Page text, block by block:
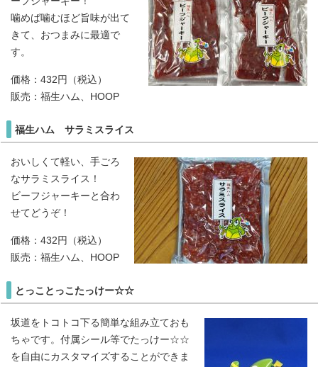
噛めば噛むほど旨味が出て
きて、おつまみに最適で
す。
価格：432円（税込）
販売：福生ハム、HOOP
福生ハム サラミスライス
おいしくて軽い、手ごろ
なサラミスライス！
ビーフジャーキーと合わ
せてどうぞ！
価格：432円（税込）
販売：福生ハム、HOOP
とっことっこたっけー☆☆
坂道をトコトコ下る簡単な組み立ておも
ちゃです。付属シール等でたっけー☆☆
を自由にカスタマイズすることができま